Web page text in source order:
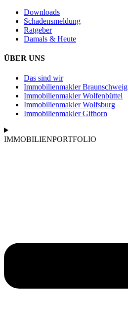
Downloads
Schadensmeldung
Ratgeber
Damals & Heute
ÜBER UNS
Das sind wir
Immobilienmakler Braunschweig
Immobilienmakler Wolfenbüttel
Immobilienmakler Wolfsburg
Immobilienmakler Gifhorn
IMMOBILIENPORTFOLIO